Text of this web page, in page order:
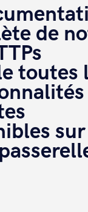
=
=
de
toutes
sur